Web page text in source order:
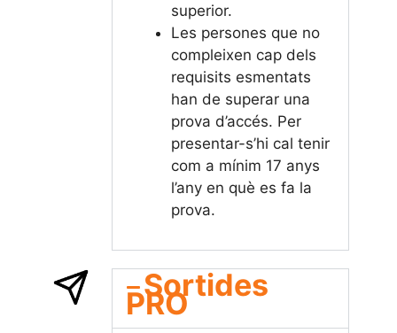
superior.
Les persones que no
compleixen cap dels
requisits esmentats
han de superar una
prova d’accés. Per
presentar-s’hi cal tenir
com a mínim 17 anys
l’any en què es fa la
prova.
Sortides
PRO